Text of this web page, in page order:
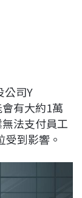
公司Y
有大約1萬
法支付員工
到影響。